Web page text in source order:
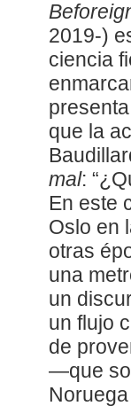
2019-)
ciencia
que la
mal:
En este
Oslo en
otras
una
un
un flujo
de
—que